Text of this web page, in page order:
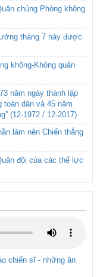
chủng Phòng không
tháng 7 này được
không-Không quân
năm ngày thành lập
toàn dân và 45 năm
(12-1972 / 12-2017)
làm nên Chiến thắng
đội của các thế lực
chiến sĩ - những ân